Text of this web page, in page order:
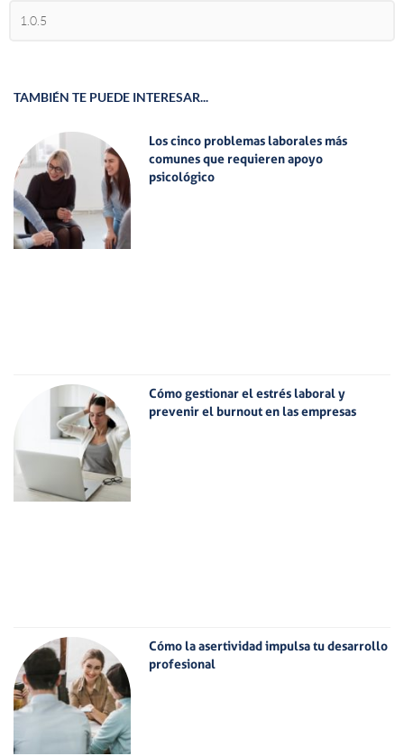
TAMBIÉN TE PUEDE INTERESAR...
Los cinco problemas laborales más
comunes que requieren apoyo
psicológico
Cómo gestionar el estrés laboral y
prevenir el burnout en las empresas
Cómo la asertividad impulsa tu desarrollo
profesional